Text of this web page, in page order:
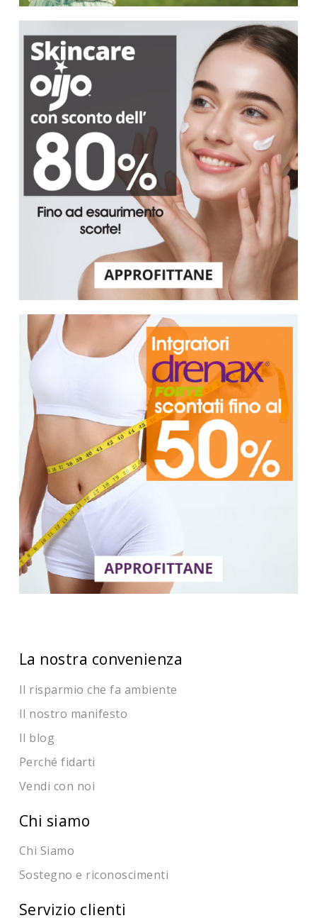
La nostra convenienza
Il risparmio che fa ambiente
Il nostro manifesto
Il blog
Perché fidarti
Vendi con noi
Chi siamo
Chi Siamo
Sostegno e riconoscimenti
Servizio clienti